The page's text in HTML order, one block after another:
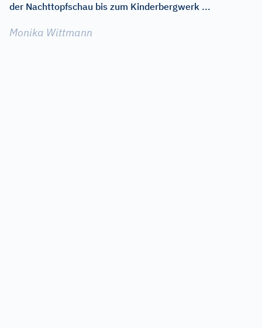
der Nachttopfschau bis zum Kinderbergwerk ...
Monika Wittmann